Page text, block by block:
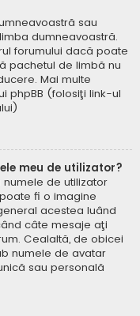
sau
dumneavoastră.
forumului dacă poate
pachetul de limbă nu
Mai multe
phpBB (folosiţi link-ul
meu de utilizator?
de utilizator
fi o imagine
acestea luând
câte mesaje aţi
Cealaltă, de obicei
numele de avatar
sau personală